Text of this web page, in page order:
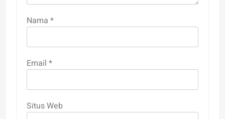
Nama *
Email *
Situs Web